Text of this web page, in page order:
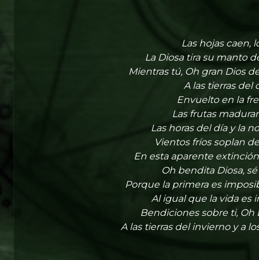
Las hojas caen,
La Diosa tira su manto
Mientras tú, Oh gran Dios
A las tierras del
Envuelto en la
Las frutas
Las horas del día y la
Vientos fríos soplan
En esta aparente
Oh bendita Diosa,
Porque la primera es
Al igual que la vida es
Bendiciones sobre ti, Oh
A las tierras del invierno y a